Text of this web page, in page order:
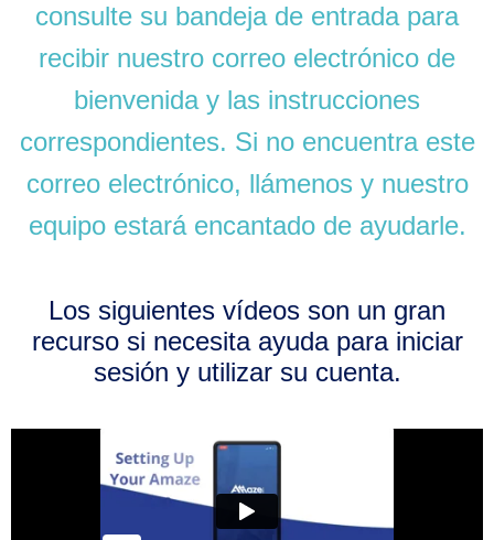
consulte su bandeja de entrada para
recibir nuestro correo electrónico de
bienvenida y las instrucciones
correspondientes. Si no encuentra este
correo electrónico, llámenos y nuestro
equipo estará encantado de ayudarle.
Los siguientes vídeos son un gran
recurso si necesita ayuda para iniciar
sesión y utilizar su cuenta.